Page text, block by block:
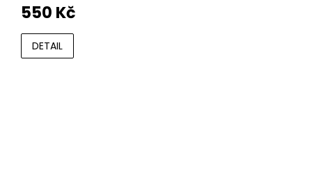
550 Kč
DETAIL